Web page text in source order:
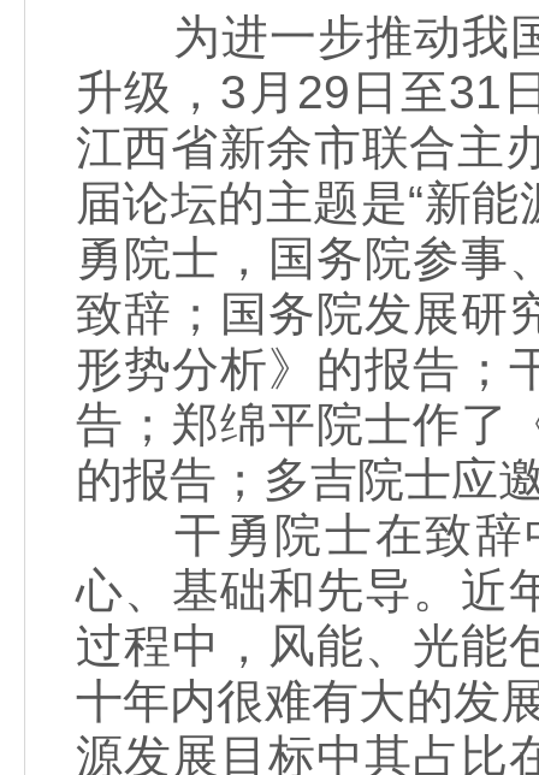
为进一步推动我国
升级，3月29日至31
江西省新余市联合主
届论坛的主题是“新
勇院士，国务院参事
致辞；国务院发展研
形势分析》的报告；
告；郑绵平院士作了
的报告；多吉院士应
干勇院士在致辞
心、基础和先导。近
过程中，风能、光能
十年内很难有大的发
源发展目标中其占比